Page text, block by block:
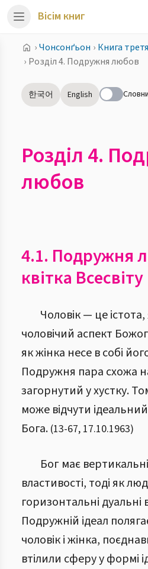
Вісім книг
›Чонсонґьон › Книга третя
› Розділ 4. Подружня любов
한국어 English
Розділ 4.
любов
4.1. Подружня
квітка Всесвіту
Чоловік — це істота,
чоловічий аспект
як жінка несе в собі
Подружня пара схожа
загорнутий у хустку.
може відчути
Бога. (13-67, 17.10.1963)
Бог має
властивості, тоді як
горизонтальні дуальні
Подружній ідеал
чоловік і жінка,
втілили сферу у формі